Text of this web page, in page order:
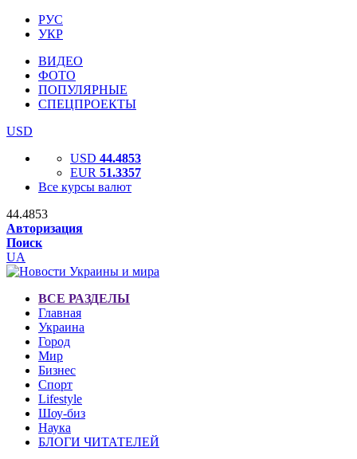
РУС
УКР
ВИДЕО
ФОТО
ПОПУЛЯРНЫЕ
СПЕЦПРОЕКТЫ
USD
USD 44.4853
EUR 51.3357
Все курсы валют
44.4853
Авторизация
Поиск
UA
ВСЕ РАЗДЕЛЫ
Главная
Украина
Город
Мир
Бизнес
Спорт
Lifestyle
Шоу-биз
Наука
БЛОГИ ЧИТАТЕЛЕЙ